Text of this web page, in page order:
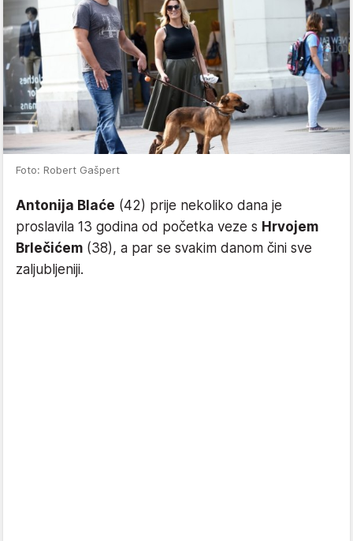
Foto: Robert Gašpert
Antonija Blaće (42) prije nekoliko dana je
proslavila 13 godina od početka veze s Hrvojem
Brlečićem (38), a par se svakim danom čini sve
zaljubljeniji.